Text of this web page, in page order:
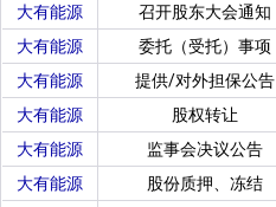
大有能源
召开股东大会通知
大有能源
委托（受托）事项
大有能源
提供/对外担保公告
大有能源
股权转让
大有能源
监事会决议公告
大有能源
股份质押、冻结